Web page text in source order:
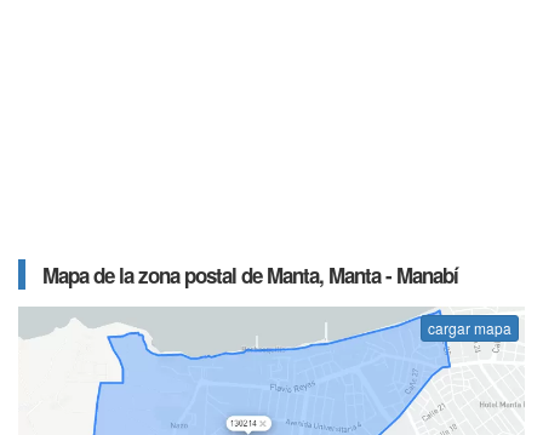
Mapa de la zona postal de Manta, Manta - Manabí
cargar mapa